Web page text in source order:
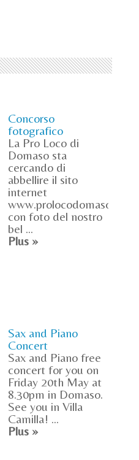
Concorso
fotografico
La Pro Loco di
Domaso sta
cercando di
abbellire il sito
internet
www.prolocodomaso.com
con foto del nostro
bel ...
Plus »
Sax and Piano
Concert
Sax and Piano free
concert for you on
Friday 20th May at
8.30pm in Domaso.
See you in Villa
Camilla! ...
Plus »